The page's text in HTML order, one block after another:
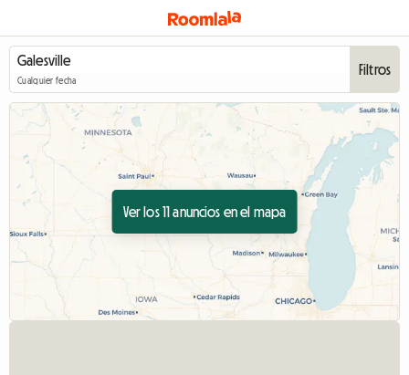
Cualquier fecha
Filtros
Ver los 11 anuncios en el mapa